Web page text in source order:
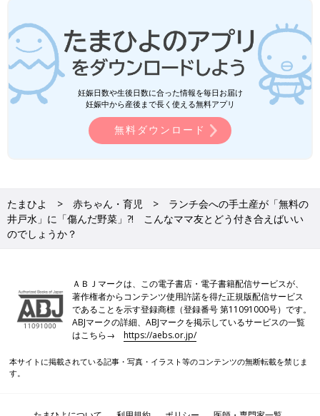
妊娠日数や生後日数に合った情報を毎日お届け
妊娠中から産後まで長く使える無料アプリ
無料ダウンロード
たまひよ 赤ちゃん・育児
ランチ会への手土産が「無料の
井戸水」に「傷んだ野菜」?! こんなママ友とどう付き合えばいい
のでしょうか？
ＡＢＪマークは、この電子書店・電子書籍配信サービスが、
著作権者からコンテンツ使用許諾を得た正規版配信サービス
であることを示す登録商標（登録番号 第11091000号）です。
ABJマークの詳細、ABJマークを掲示しているサービスの一覧
はこちら→https://aebs.or.jp/
本サイトに掲載されている記事・写真・イラスト等のコンテンツの無断転載を禁じま
す。